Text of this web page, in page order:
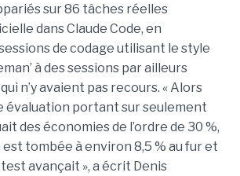
sur 86 tâches réelles
dans Claude Code, en
de codage utilisant le style
à des sessions par ailleurs
n’y avaient pas recours. « Alors
évaluation portant sur seulement
des économies de l’ordre de 30 %,
tombée à environ 8,5 % au fur et
avançait », a écrit Denis